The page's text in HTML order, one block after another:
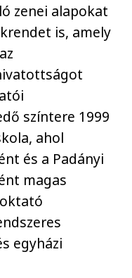
zenei alapokat
is, amely
színtere 1999
ahol
és a Padányi
magas
egyházi